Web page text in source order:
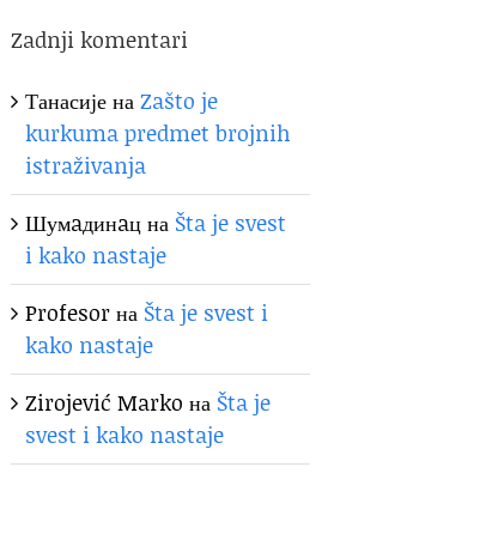
Zadnji komentari
ТанасијенаZašto je
kurkuma predmet brojnih
istraživanja
Шумaдинaцна Šta je svest
i kako nastaje
Profesorна Šta je svest i
kako nastaje
Zirojević Marko на Šta je
svest i kako nastaje